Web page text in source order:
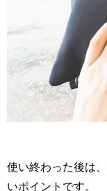
使い終わった後は、
いポイントです。